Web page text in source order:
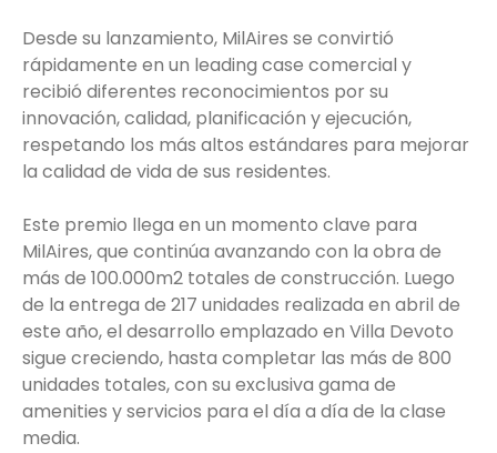
Desde su lanzamiento, MilAires se convirtió
rápidamente en un leading case comercial y
recibió diferentes reconocimientos por su
innovación, calidad, planificación y ejecución,
respetando los más altos estándares para mejorar
la calidad de vida de sus residentes.
Este premio llega en un momento clave para
MilAires, que continúa avanzando con la obra de
más de 100.000m2 totales de construcción. Luego
de la entrega de 217 unidades realizada en abril de
este año, el desarrollo emplazado en Villa Devoto
sigue creciendo, hasta completar las más de 800
unidades totales, con su exclusiva gama de
amenities y servicios para el día a día de la clase
media.